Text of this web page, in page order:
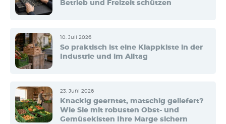
Betrieb und Freizeit schützen
10. Juli 2026
So praktisch ist eine Klappkiste in der
Industrie und im Alltag
23. Juni 2026
Knackig geerntet, matschig geliefert?
Wie Sie mit robusten Obst- und
Gemüsekisten Ihre Marge sichern